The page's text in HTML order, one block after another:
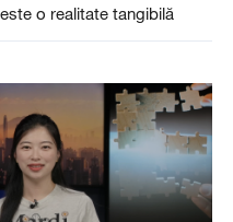
o realitate tangibilă